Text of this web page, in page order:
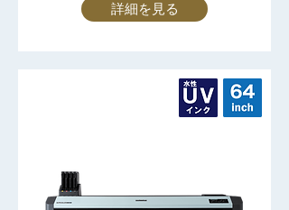
詳細を見る